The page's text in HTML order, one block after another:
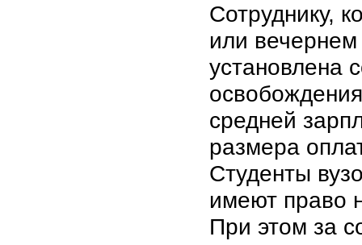
Сотруднику,
или
установлена
средней
размера
Cтуденты
имеют право
При этом за